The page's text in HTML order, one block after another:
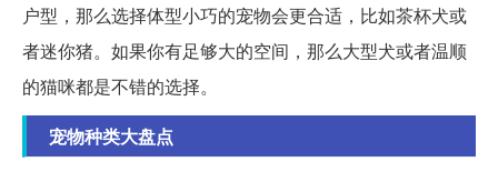
户型，那么选择体型小巧的宠物会更合适，比如茶杯犬或
者迷你猪。如果你有足够大的空间，那么大型犬或者温顺
的猫咪都是不错的选择。
宠物种类大盘点